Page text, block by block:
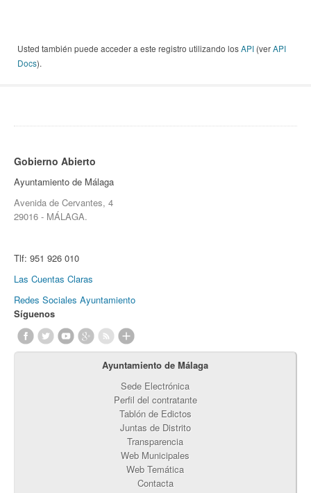
Usted también puede acceder a este registro utilizando losAPI (verAPI
Docs).
Gobierno Abierto
Ayuntamiento de Málaga
Avenida de Cervantes, 4
29016 - MÁLAGA.
Tlf: 951 926 010
Las Cuentas Claras
Redes Sociales Ayuntamiento
Síguenos
Ayuntamiento de Málaga
Sede Electrónica
Perfil del contratante
Tablón de Edictos
Juntas de Distrito
Transparencia
Web Municipales
Web Temática
Contacta